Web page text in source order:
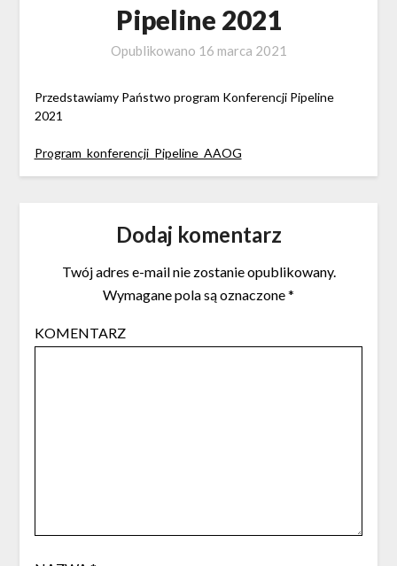
Pipeline 2021
Opublikowano 16 marca 2021
Przedstawiamy Państwo program Konferencji Pipeline
2021
Program_konferencji_Pipeline_AAOG
Dodaj komentarz
Twój adres e-mail nie zostanie opublikowany.
Wymagane pola są oznaczone*
KOMENTARZ